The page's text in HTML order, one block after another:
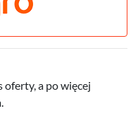
a po więcej